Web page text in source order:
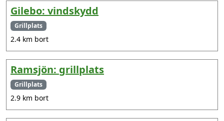
Gilebo: vindskydd
Grillplats
2.4 km bort
Ramsjön: grillplats
Grillplats
2.9 km bort